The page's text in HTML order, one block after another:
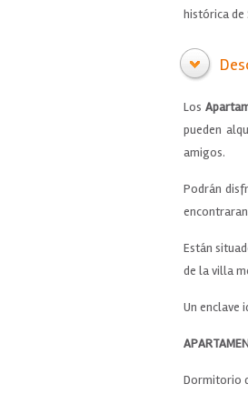
histórica de
Los
pueden
amigos.
Podrán
Están
de la villa
Un enclave
Dormitorio